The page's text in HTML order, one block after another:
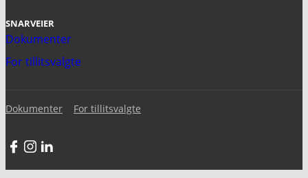
SNARVEIER
Dokumenter
For tillitsvalgte
Dokumenter For tillitsvalgte